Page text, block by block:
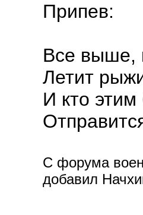
Припев:
Все
Летит
И кто
С форума
добавил